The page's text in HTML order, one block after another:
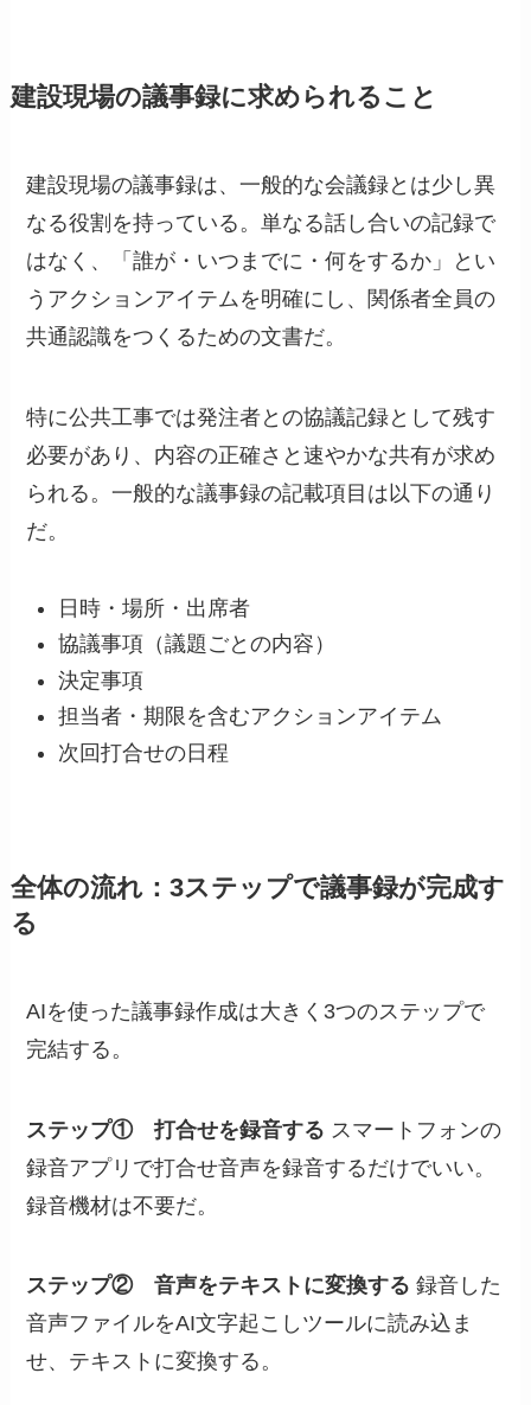
建設現場の議事録に求められること
建設現場の議事録は、一般的な会議録とは少し異
なる役割を持っている。単なる話し合いの記録で
はなく、「誰が・いつまでに・何をするか」とい
うアクションアイテムを明確にし、関係者全員の
共通認識をつくるための文書だ。
特に公共工事では発注者との協議記録として残す
必要があり、内容の正確さと速やかな共有が求め
られる。一般的な議事録の記載項目は以下の通り
だ。
日時・場所・出席者
協議事項（議題ごとの内容）
決定事項
担当者・期限を含むアクションアイテム
次回打合せの日程
全体の流れ：3ステップで議事録が完成す
る
AIを使った議事録作成は大きく3つのステップで
完結する。
ステップ① 打合せを録音する スマートフォンの
録音アプリで打合せ音声を録音するだけでいい。
録音機材は不要だ。
ステップ② 音声をテキストに変換する 録音した
音声ファイルをAI文字起こしツールに読み込ま
せ、テキストに変換する。